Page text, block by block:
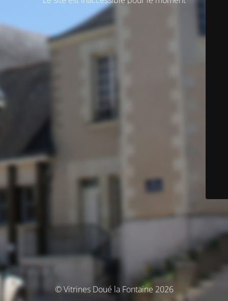
© Vitrines Doué la Fontaine 2026